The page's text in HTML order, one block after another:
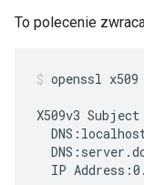
To polecenie
openssl
X509v3
IP